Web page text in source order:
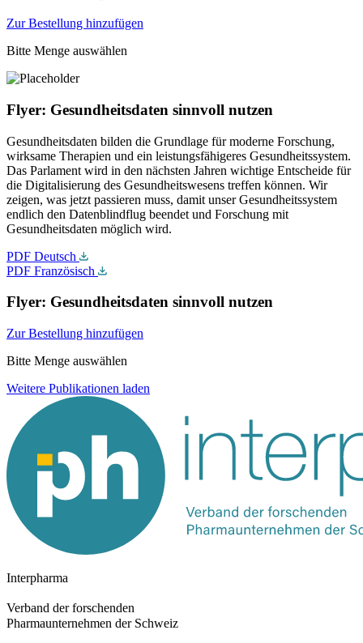
Zur Bestellung hinzufügen
Bitte Menge auswählen
Flyer: Gesundheitsdaten sinnvoll nutzen
Gesundheitsdaten bilden die Grundlage für moderne Forschung,
wirksame Therapien und ein leistungsfähigeres Gesundheitssystem.
Das Parlament wird in den nächsten Jahren wichtige Entscheide für
die Digitalisierung des Gesundheitswesens treffen können. Wir
zeigen, was jetzt passieren muss, damit unser Gesundheitssystem
endlich den Datenblindflug beendet und Forschung mit
Gesundheitsdaten möglich wird.
PDF Deutsch
PDF Französisch
Flyer: Gesundheitsdaten sinnvoll nutzen
Zur Bestellung hinzufügen
Bitte Menge auswählen
Weitere Publikationen laden
Interpharma
Verband der forschenden
Pharmaunternehmen der Schweiz